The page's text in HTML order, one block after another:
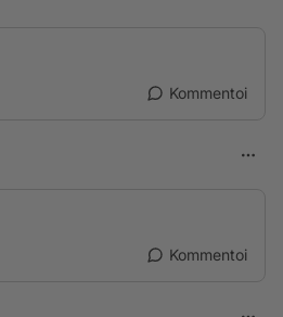
Kommentoi
Kommentoi